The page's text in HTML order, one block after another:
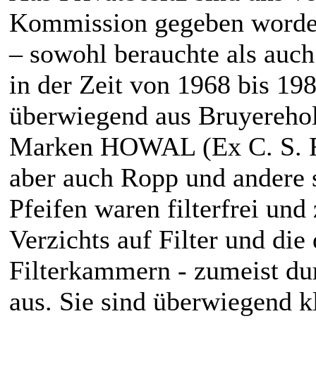
Kommission gegeben
– sowohl berauchte als
in der Zeit von 1968 bis
überwiegend aus
Marken HOWAL (Ex C. S.
aber auch Ropp und
Pfeifen waren filterfrei und
Verzichts auf Filter und die
Filterkammern - zumeist
aus. Sie sind überwiegend